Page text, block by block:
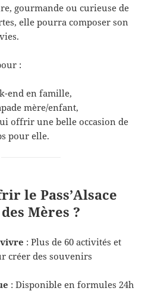
gourmande ou curieuse de
elle pourra composer son
:
end en famille,
mère/enfant,
offrir une belle occasion de
pour elle.
le Pass’Alsace
Mères ?
: Plus de 60 activités et
créer des souvenirs
: Disponible en formules 24h